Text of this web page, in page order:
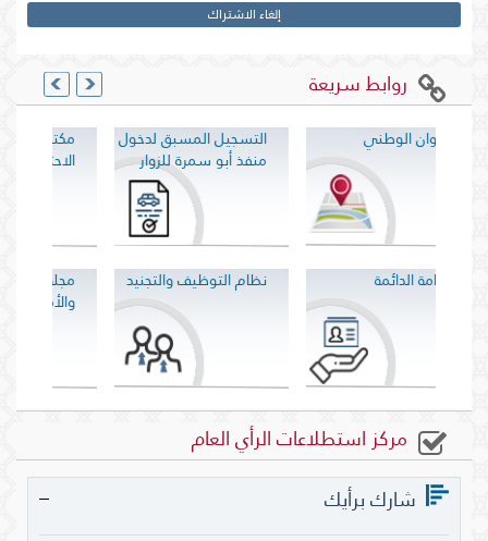
إلغاء الاشتراك
روابط سريعة
التسجيل المسبق لدخول
منفذ أبو سمرة للزوار
نظام التوظيف والتجنيد
مكتب شؤون ذوي
الاحتياجات الخاصة
مجلة الدراسات القانونية
والأمنية - يناير 2026
مركز استطلاعات الرأي العام
شارك برأيك